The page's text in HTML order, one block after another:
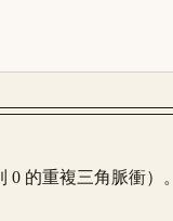
0 的重複三角脈衝）。